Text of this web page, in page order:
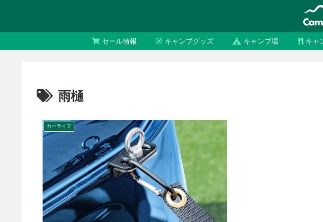
セール情報 キャンプグッズ キャンプ場 キャ
雨樋
カーライフ